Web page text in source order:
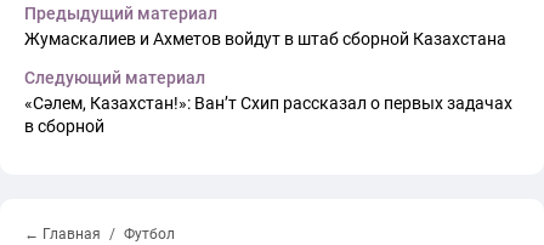
Предыдущий материал
Жумаскалиев и Ахметов войдут в штаб сборной Казахстана
Следующий материал
«Сәлем, Казахстан!»: Ван’т Схип рассказал о первых задачах
в сборной
← Главная Футбол